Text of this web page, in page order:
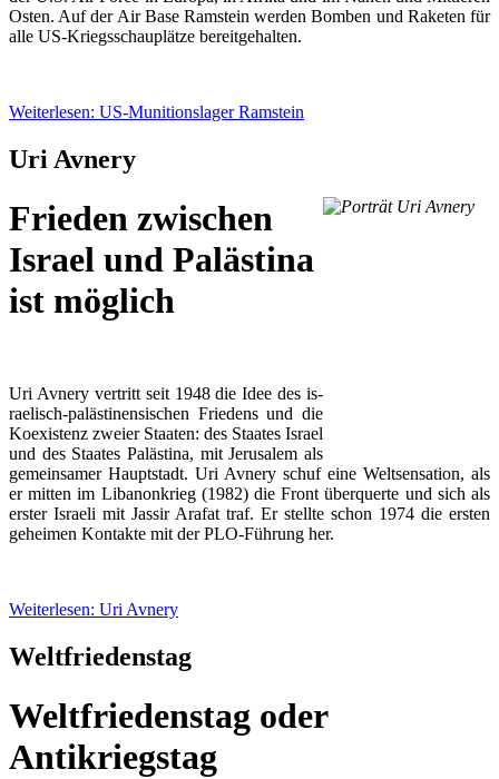
Os­ten. Auf der Air Ba­se Ram­stein wer­den Bom­ben und Ra­ke­ten für
al­le US-Kriegs­schau­plät­ze be­reit­ge­hal­ten.
Weiterlesen: US-Munitionslager Ramstein
Uri Avnery
Frieden zwischen
Israel und Palästina
ist möglich
Uri Av­ne­ry ver­tritt seit 1948 die Idee des is­
rae­lisch-pa­läs­ti­nen­si­schen Frie­dens und die
Ko­exis­tenz zwei­er Staa­ten: des Staa­tes Is­rael
und des Staa­tes Pa­läs­ti­na, mit Je­ru­sa­lem als
ge­mein­sa­mer Haupt­stadt. Uri Av­ne­ry schuf ei­ne Welt­sen­sa­ti­on, als
er mit­ten im Li­ban­on­krieg (1982) die Front über­quer­te und sich als
ers­ter Is­rae­li mit Jas­sir Ara­fat traf. Er stell­te schon 1974 die ers­ten
ge­hei­men Kon­tak­te mit der PLO-Führung her.
Weiterlesen: Uri Avnery
Weltfriedenstag
Weltfriedenstag oder
Antikriegstag